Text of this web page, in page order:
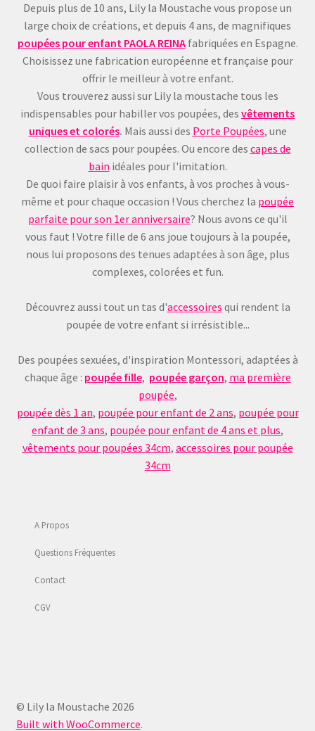
Depuis plus de 10 ans, Lily la Moustache vous propose un
large choix de créations, et depuis 4 ans, de magnifiques
poupées pour enfant PAOLA REINAfabriquées en Espagne.
Choisissez une fabrication européenne et française pour
offrir le meilleur à votre enfant.
Vous trouverez aussi sur Lily la moustache tous les
indispensables pour habiller vos poupées, des vêtements
uniques et colorés. Mais aussi des Porte Poupées, une
collection de sacs pour poupées. Ou encore des capes de
bain idéales pour l'imitation.
De quoi faire plaisir à vos enfants, à vos proches à vous-
même et pour chaque occasion ! Vous cherchez la poupée
parfaite pour son 1er anniversaire? Nous avons ce qu'il
vous faut ! Votre fille de 6 ans joue toujours à la poupée,
nous lui proposons des tenues adaptées à son âge, plus
complexes, colorées et fun.
Découvrez aussi tout un tas d'accessoires qui rendent la
poupée de votre enfant si irrésistible...
Des poupées sexuées, d'inspiration Montessori, adaptées à
chaque âge : poupée fille, poupée garçon, ma première
poupée,
poupée dès 1 an, poupée pour enfant de 2 ans, poupée pour
enfant de 3 ans, poupée pour enfant de 4 ans et plus,
vêtements pour poupées 34cm, accessoires pour poupée
34cm
A Propos
Questions Fréquentes
Contact
CGV
© Lily la Moustache 2026
Built with WooCommerce.